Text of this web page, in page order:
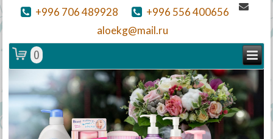
+996 706 489928
+996 556 400656
aloekg@mail.ru
0